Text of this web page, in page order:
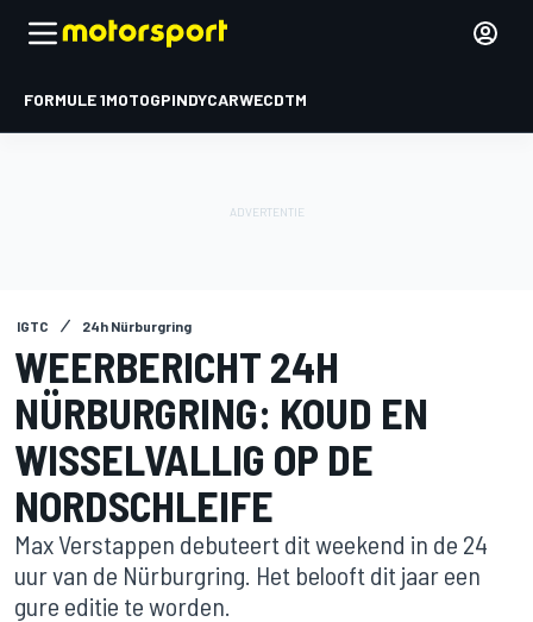
FORMULE 1MOTOGPINDYCARWECDTM
IGTC 24h Nürburgring
WEERBERICHT 24H
NÜRBURGRING: KOUD EN
WISSELVALLIG OP DE
NORDSCHLEIFE
Max Verstappen debuteert dit weekend in de 24
uur van de Nürburgring. Het belooft dit jaar een
gure editie te worden.